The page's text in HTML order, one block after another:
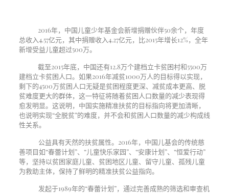
2016年，中国儿童少年基金会新增捐赠伙伴50余个，年度
总收入4.57亿元，其中捐赠收入4.27亿元，比2015年增长12%，全年
新增受益儿童超过500万。
截至2015年底，中国还有12.8万个建档立卡贫困村和5500万
建档立卡贫困人口。如果2016年减贫1000万人的目标得以实现，
剩下的4500万贫困人口无疑是贫困程度更深、减贫成本更高、脱
贫难度更大的群体，这一特征将随着贫困人口数量的减少表现得
愈发明显。这说明，中国实施精准扶贫的目标指向将更加清晰，
也说明实现“全脱贫”的难度，并不会和贫困人口数量的减少构成线
性关系。
公益具有天然的扶贫属性。2016年，中国儿基会的传统慈
善项目如“春蕾计划”、“儿童快乐家园”、“安康计划”、“恒爱行动”
等，坚持以贫困家庭儿童、贫困地区儿童、留守儿童、孤残儿童
为救助主体，保持了鲜明的精准扶贫公益指向。
发起于1989年的“春蕾计划”，通过完善成熟的筛选和审查机